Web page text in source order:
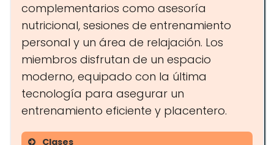
complementarios como asesoría
nutricional, sesiones de entrenamiento
personal y un área de relajación. Los
miembros disfrutan de un espacio
moderno, equipado con la última
tecnología para asegurar un
entrenamiento eficiente y placentero.
Clases